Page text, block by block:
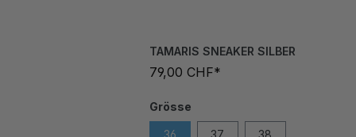
79,00 CHF*